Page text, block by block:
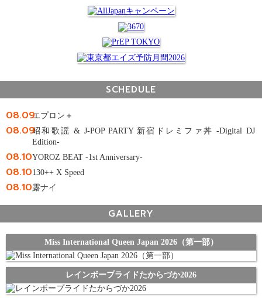
SCHEDULE
08.09エプロン＋
08.09昭和歌謡 & J-POP PARTY 新宿ドレミファ丼 -Digital DJ
Edition-
08.10YOROZ BEAT -1st Anniversary-
08.10130++ X Speed
08.10露ナイ
GALLERY
Miss International Queen Japan 2026（第一部）
レインボープライドたからづか2026